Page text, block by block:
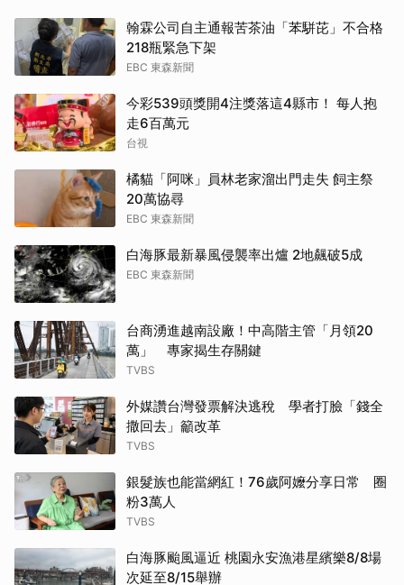
翰霖公司自主通報苦茶油「苯駢芘」不合格
218瓶緊急下架
EBC 東森新聞
今彩539頭獎開4注獎落這4縣市！ 每人抱
走6百萬元
台視
橘貓「阿咪」員林老家溜出門走失 飼主祭
20萬協尋
EBC 東森新聞
白海豚最新暴風侵襲率出爐 2地飆破5成
EBC 東森新聞
台商湧進越南設廠！中高階主管「月領20
萬」 專家揭生存關鍵
TVBS
外媒讚台灣發票解決逃稅 學者打臉「錢全
撒回去」籲改革
TVBS
銀髮族也能當網紅！76歲阿嬤分享日常 圈
粉3萬人
TVBS
白海豚颱風逼近 桃園永安漁港星繽樂8/8場
次延至8/15舉辦